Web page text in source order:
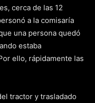
cerca de las 12
a la comisaría
una persona quedó
estaba
ello, rápidamente las
tractor y trasladado